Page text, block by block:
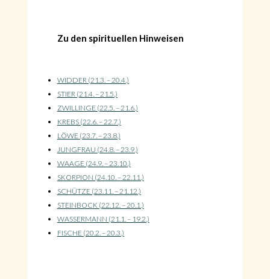
Zu den spirituellen Hinweisen
WIDDER (21.3. – 20.4.)
STIER (21.4. – 21.5.)
ZWILLINGE (22.5. – 21.6.)
KREBS (22.6. – 22.7.)
LÖWE (23.7. – 23.8.)
JUNGFRAU (24.8. – 23.9.)
WAAGE (24.9. – 23.10.)
SKORPION (24.10. – 22.11.)
SCHÜTZE (23.11. – 21.12.)
STEINBOCK (22.12. – 20.1.)
WASSERMANN (21.1. – 19.2.)
FISCHE (20.2. – 20.3.)